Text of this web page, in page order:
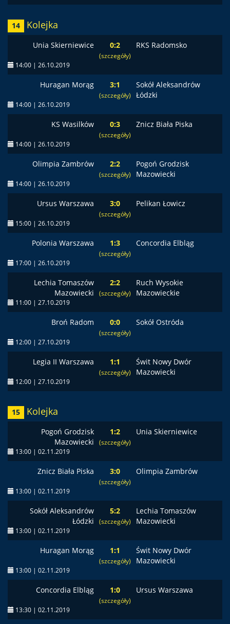
14 Kolejka
Unia Skierniewice 0:2
(szczegóły)
RKS Radomsko
14:00 | 26.10.2019
Huragan Morąg 3:1
(szczegóły)
Sokół Aleksandrów
Łódzki
14:00 | 26.10.2019
KS Wasilków 0:3
(szczegóły)
Znicz Biała Piska
14:00 | 26.10.2019
Olimpia Zambrów 2:2
(szczegóły)
Pogoń Grodzisk
Mazowiecki
14:00 | 26.10.2019
Ursus Warszawa 3:0
(szczegóły)
Pelikan Łowicz
15:00 | 26.10.2019
Polonia Warszawa 1:3
(szczegóły)
Concordia Elbląg
17:00 | 26.10.2019
Lechia Tomaszów
Mazowiecki
2:2
(szczegóły)
Ruch Wysokie
Mazowieckie
11:00 | 27.10.2019
Broń Radom 0:0
(szczegóły)
Sokół Ostróda
12:00 | 27.10.2019
Legia II Warszawa 1:1
(szczegóły)
Świt Nowy Dwór
Mazowiecki
12:00 | 27.10.2019
15 Kolejka
Pogoń Grodzisk
Mazowiecki
1:2
(szczegóły)
Unia Skierniewice
13:00 | 02.11.2019
Znicz Biała Piska 3:0
(szczegóły)
Olimpia Zambrów
13:00 | 02.11.2019
Sokół Aleksandrów
Łódzki
5:2
(szczegóły)
Lechia Tomaszów
Mazowiecki
13:00 | 02.11.2019
Huragan Morąg 1:1
(szczegóły)
Świt Nowy Dwór
Mazowiecki
13:00 | 02.11.2019
Concordia Elbląg 1:0
(szczegóły)
Ursus Warszawa
13:30 | 02.11.2019